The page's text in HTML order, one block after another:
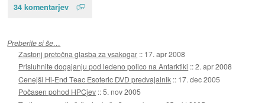
34 komentarjev
Preberite si še…
Zastonj pretočna glasba za vsakogar :: 17. apr 2008
Prisluhnite dogajanju pod ledeno polico na Antarktiki ::2. apr 2008
Cenejši Hi-End Teac Esoteric DVD predvajalnik :: 17. dec 2005
Počasen pohod HPCjev ::5. nov 2005